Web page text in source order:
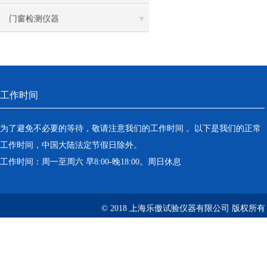
门窗检测仪器
工作时间
为了避免不必要的等待，敬请注意我们的工作时间 。以下是我们的正常
工作时间，中国大陆法定节假日除外。
工作时间：周一至周六 早8:00-晚18:00。周日休息
© 2018 上海乐傲试验仪器有限公司 版权所